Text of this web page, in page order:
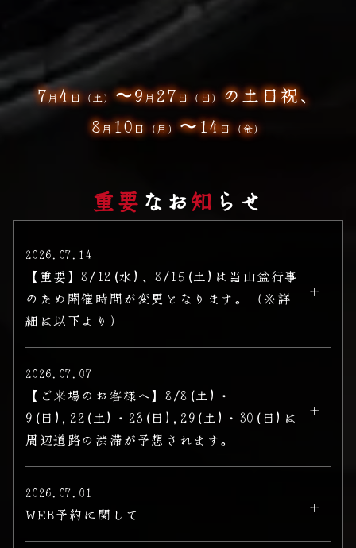
7月4日（土）〜9月27日（日）の土日祝、
8月10日（月）〜14日（金）
重要 なお知 らせ
2026.07.14
【重要】8/12(水)、8/15(土)は当山盆行事
のため開催時間が変更となります。（※詳
細は以下より）
2026.07.07
【ご来場のお客様へ】8/8(土)・
9(日),22(土)・23(日),29(土)・30(日)は
周辺道路の渋滞が予想されます。
2026.07.01
WEB予約に関して